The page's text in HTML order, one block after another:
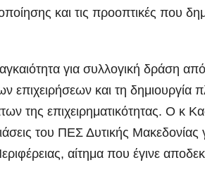
και τις προοπτικές που
για συλλογική δράση
επιχειρήσεων και τη δημιουργία
της επιχειρηματικότητας. Ο κ
του ΠΕΣ Δυτικής Μακεδονίας
αίτημα που έγινε